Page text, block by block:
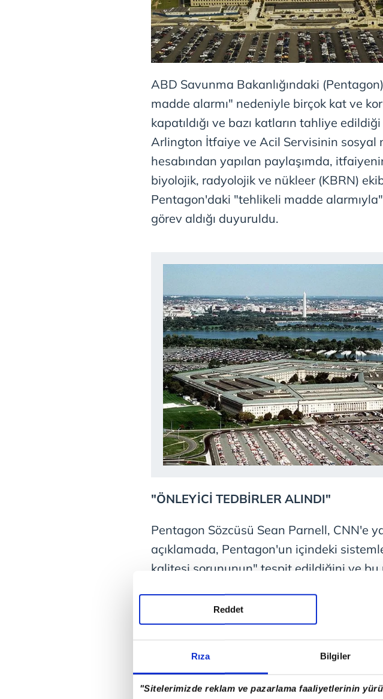
Rıza Bilgiler
"Sitelerimizde reklam ve pazarlama faaliyetlerinin
Reddet
ABD Savunma Bakanlığındaki
madde alarmı" nedeniyle birçok kat ve
kapatıldığı ve bazı katların tahliye
Arlington İtfaiye ve Acil Servisinin sosyal
hesabından yapılan paylaşımda,
biyolojik, radyolojik ve nükleer (KBRN)
Pentagon'daki "tehlikeli madde
görev aldığı duyuruldu.
"ÖNLEYİCİ TEDBİRLER ALINDI"
Pentagon Sözcüsü Sean Parnell, CNN'e
açıklamada, Pentagon'un içindeki
kalitesi sorununun" tespit edildiğini ve bu
alındığını söyledi.